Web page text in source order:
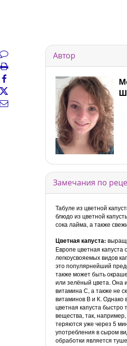
для diet-health
Автор
Замечания по
Табуле из цветной
блюдо из цветной
сока лайма, а также
Цветная капуста:
Европе цветная капуста
легкоусвояемых видов
это популярнейший
также может быть
или зелёный цвета. Она
витамина С, а также не
витаминов В и К. Однако
цветная капуста быстро
вещества, так,
теряются уже через 5
употребления в сыром
обработки является